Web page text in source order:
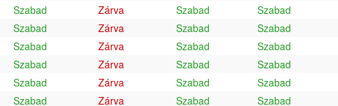
Szabad Zárva Szabad Szabad
Szabad Zárva Szabad Szabad
Szabad Zárva Szabad Szabad
Szabad Zárva Szabad Szabad
Szabad Zárva Szabad Szabad
Szabad Zárva Szabad Szabad